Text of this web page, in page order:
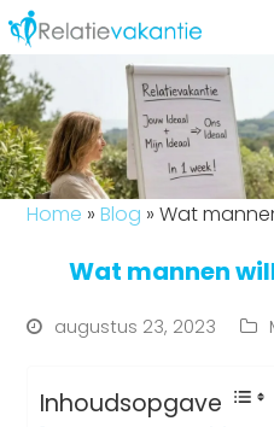
Home »Blog »Wat
Wat mannen
augustus 23, 2023
Inhoudsopgave